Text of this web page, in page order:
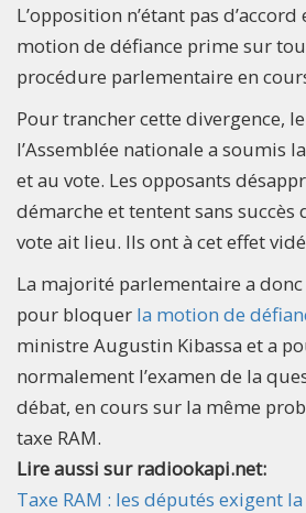
L’opposition n’étant pas
motion de défiance prime sur
procédure parlementaire en
Pour trancher cette divergence,
l’Assemblée nationale a soumis
et au vote. Les opposants
démarche et tentent sans succès
vote ait lieu. Ils ont à cet effet
La majorité parlementaire a
pour bloquer la motion de
ministre Augustin Kibassa et a
normalement l’examen de la
débat, en cours sur la même
taxe RAM.
Lire aussi sur radiookapi.net:
Taxe RAM : les députés exigent